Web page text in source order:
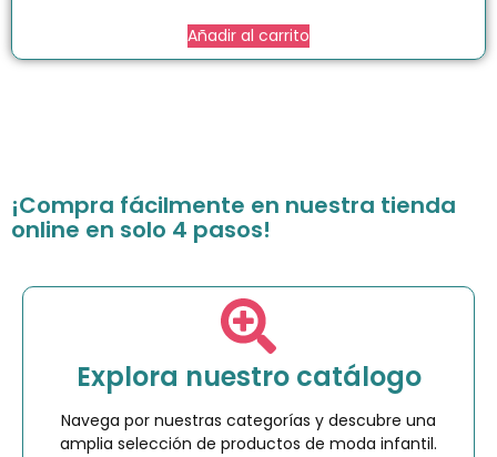
Añadir al carrito
¡Compra fácilmente en nuestra tienda
online en solo 4 pasos!
Explora nuestro catálogo
Navega por nuestras categorías y descubre una
amplia selección de productos de moda infantil.